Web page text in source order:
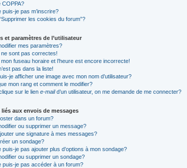
COPPA?
puis-je pas m’inscrire?
les cookies du forum”?
et paramètres de l’utilisateur
mes paramètres?
sont pas correctes!
mon fuseau horaire et l’heure est encore incorrecte!
pas dans la liste!
je afficher une image avec mon nom d’utilisateur?
mon rang et comment le modifier?
sur le lien e-maild’un utilisateur, on me demande de me connecter?
liés aux envois de messages
dans un forum?
ou supprimer un message?
une signature à mes messages?
un sondage?
puis-je pas ajouter plus d’options à mon sondage?
ou supprimer un sondage?
puis-je pas accéder à un forum?